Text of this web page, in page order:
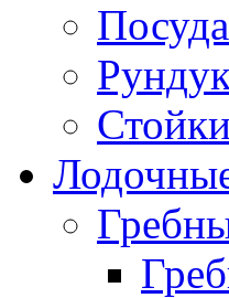
Посуда
Рундук